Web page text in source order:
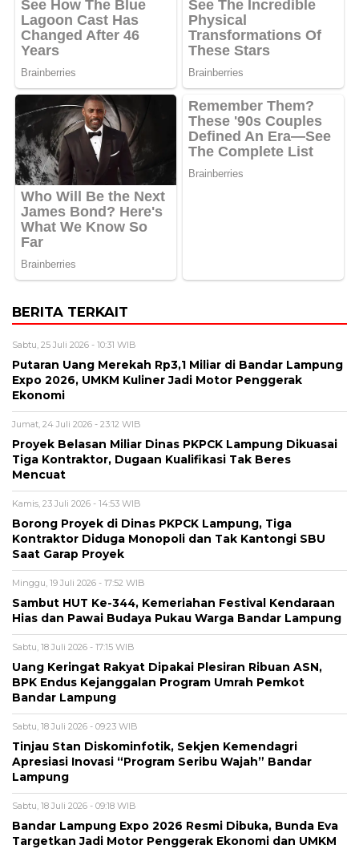
BERITA TERKAIT
Sabtu, 25 Juli 2026 - 10:31 WIB
Putaran Uang Merekah Rp3,1 Miliar di Bandar Lampung
Expo 2026, UMKM Kuliner Jadi Motor Penggerak
Ekonomi
Jumat, 24 Juli 2026 - 23:12 WIB
Proyek Belasan Miliar Dinas PKPCK Lampung Dikuasai
Tiga Kontraktor, Dugaan Kualifikasi Tak Beres
Mencuat
Kamis, 23 Juli 2026 - 14:53 WIB
Borong Proyek di Dinas PKPCK Lampung, Tiga
Kontraktor Diduga Monopoli dan Tak Kantongi SBU
Saat Garap Proyek
Minggu, 19 Juli 2026 - 17:52 WIB
Sambut HUT Ke-344, Kemeriahan Festival Kendaraan
Hias dan Pawai Budaya Pukau Warga Bandar Lampung
Sabtu, 18 Juli 2026 - 17:15 WIB
Uang Keringat Rakyat Dipakai Plesiran Ribuan ASN,
BPK Endus Kejanggalan Program Umrah Pemkot
Bandar Lampung
Sabtu, 18 Juli 2026 - 09:23 WIB
Tinjau Stan Diskominfotik, Sekjen Kemendagri
Apresiasi Inovasi “Program Seribu Wajah” Bandar
Lampung
Sabtu, 18 Juli 2026 - 09:18 WIB
Bandar Lampung Expo 2026 Resmi Dibuka, Bunda Eva
Targetkan Jadi Motor Penggerak Ekonomi dan UMKM